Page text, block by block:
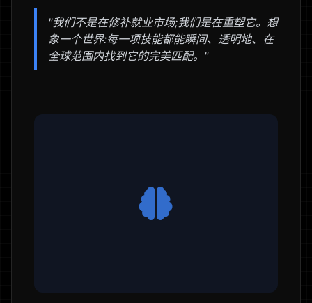
"我们不是在修补就业市场;我们是在重塑它。想
象一个世界:每一项技能都能瞬间、透明地、在
全球范围内找到它的完美匹配。"